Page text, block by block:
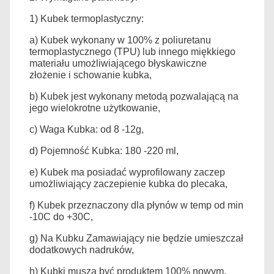
1) Kubek termoplastyczny:
a) Kubek wykonany w 100% z poliuretanu
termoplastycznego (TPU) lub innego miękkiego
materiału umożliwiającego błyskawiczne
złożenie i schowanie kubka,
b) Kubek jest wykonany metodą pozwalającą na
jego wielokrotne użytkowanie,
c) Waga Kubka: od 8 -12g,
d) Pojemność Kubka: 180 -220 ml,
e) Kubek ma posiadać wyprofilowany zaczep
umożliwiający zaczepienie kubka do plecaka,
f) Kubek przeznaczony dla płynów w temp od min
-10C do +30C,
g) Na Kubku Zamawiający nie będzie umieszczał
dodatkowych nadruków,
h) Kubki muszą być produktem 100% nowym,